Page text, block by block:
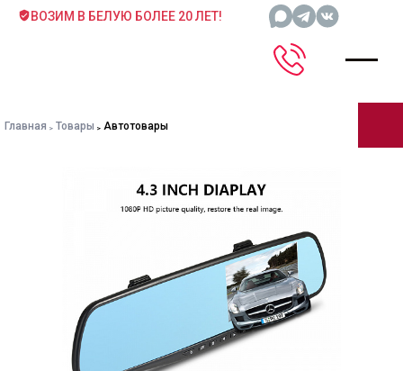
ВОЗИМ В БЕЛУЮ БОЛЕЕ 20 ЛЕТ!
Главная Товары Автотовары